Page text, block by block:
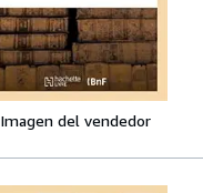
Imagen del vendedor